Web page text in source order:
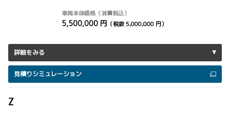
車両本体価格（消費税込）
5,500,000 円 （税抜 5,000,000 円）
詳細をみる
見積りシミュレーション
Z